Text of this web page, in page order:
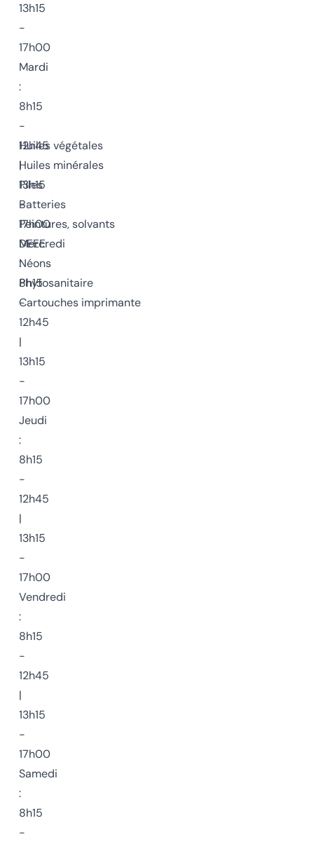
13h15
-
17h00
Mardi
:
8h15
-
12h45
|
13h15
-
17h00
Mercredi
:
8h15
-
12h45
|
13h15
-
17h00
Jeudi
:
8h15
-
12h45
|
13h15
-
17h00
Vendredi
:
8h15
-
12h45
|
13h15
-
17h00
Samedi
:
8h15
-
Huiles végétales
Huiles minérales
Piles
Batteries
Peintures, solvants
DEEE
Néons
Phytosanitaire
Cartouches imprimante